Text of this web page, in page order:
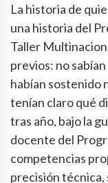
La historia de
una historia del
Taller
previos: no
habían sostenido
tenían claro qué
tras año, bajo la
docente del
competencias
precisión técnica,